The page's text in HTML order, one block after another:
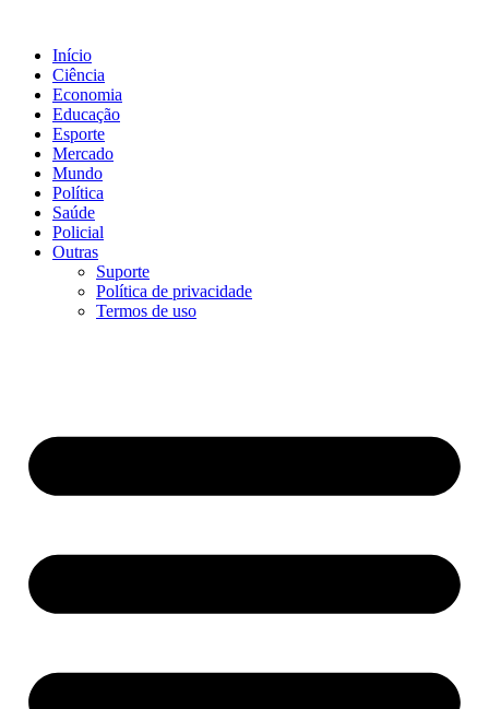
conteúdo
Início
Ciência
Economia
Educação
Esporte
Mercado
Mundo
Política
Saúde
Policial
Outras
Suporte
Política de privacidade
Termos de uso